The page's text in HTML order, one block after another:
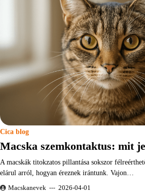
Cica blog
Macska szemkontaktus: mit
A macskák titokzatos pillantása sokszor
elárul arról, hogyan éreznek irántunk. Vajon…
Macskanevek 2026-04-01